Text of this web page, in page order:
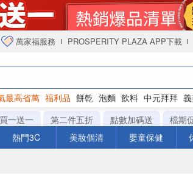
萬家福服務 PROSPERITY PLAZA APP下載
最高省萬 福利品 餅乾 泡麵 飲料 中元拜拜
買一送一 第二件五折 點數加碼送
檔期
熱門3C 美妝個清 嬰童保健